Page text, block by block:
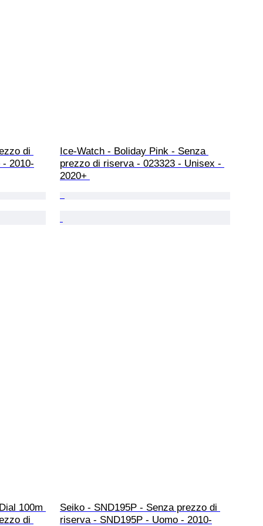
di
2010-
Ice-Watch - Boliday Pink - Senza
prezzo di riserva - 023323 - Unisex -
2020+
100m
di
Seiko - SND195P - Senza prezzo di
riserva - SND195P - Uomo - 2010-